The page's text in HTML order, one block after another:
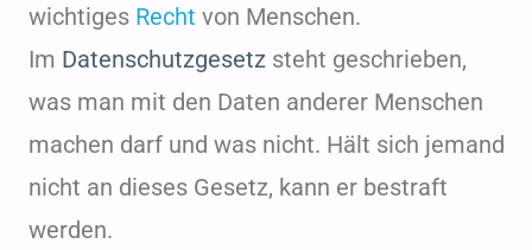
wichtiges Recht von Menschen.
Im Datenschutzgesetz steht geschrieben,
was man mit den Daten anderer Menschen
machen darf und was nicht. Hält sich jemand
nicht an dieses Gesetz, kann er bestraft
werden.